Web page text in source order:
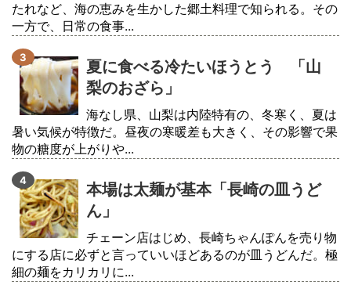
たれなど、海の恵みを生かした郷土料理で知られる。その
一方で、日常の食事...
夏に食べる冷たいほうとう 「山
梨のおざら」
海なし県、山梨は内陸特有の、冬寒く、夏は
暑い気候が特徴だ。昼夜の寒暖差も大きく、その影響で果
物の糖度が上がりや...
本場は太麺が基本「長崎の皿うど
ん」
チェーン店はじめ、長崎ちゃんぽんを売り物
にする店に必ずと言っていいほどあるのが皿うどんだ。極
細の麺をカリカリに...